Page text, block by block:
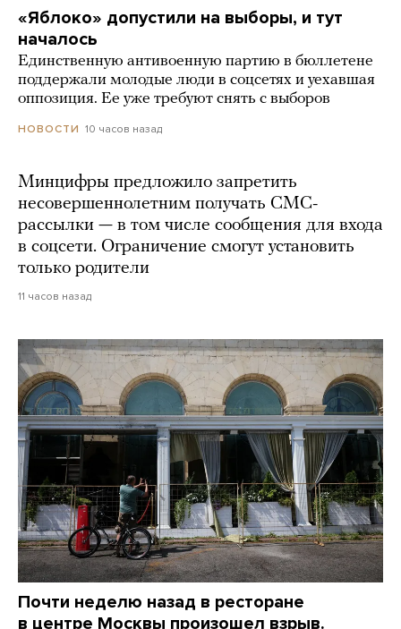
«Яблоко» допустили на выборы, и тут
началось
Единственную антивоенную партию в бюллетене
поддержали молодые люди в соцсетях и уехавшая
оппозиция. Ее уже требуют снять с выборов
НОВОСТИ 10 часов назад
Минцифры предложило запретить
несовершеннолетним получать СМС-
рассылки — в том числе сообщения для входа
в соцсети. Ограничение смогут установить
только родители
11 часов назад
Почти неделю назад в ресторане
в центре Москвы произошел взрыв.